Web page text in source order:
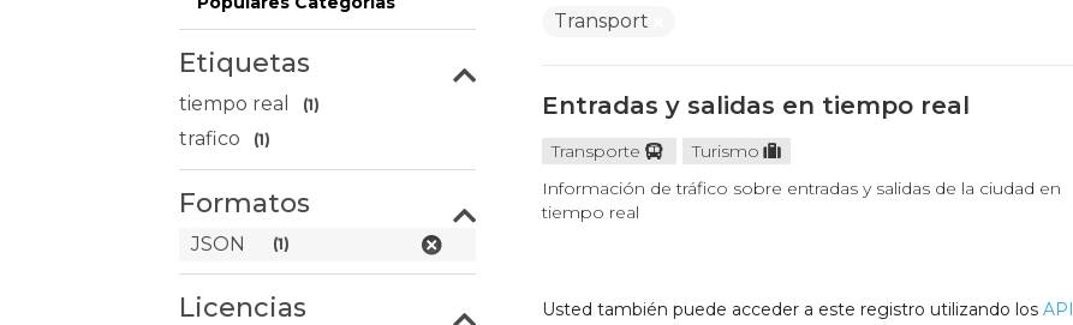
Etiquetas
tiempo real (1)
trafico (1)
Formatos
JSON (1)
Licencias
Transport
Entradas y salidas en tiempo real
Transporte
Turismo
Información de tráfico sobre entradas y salidas de la ciudad en
tiempo real
Usted también puede acceder a este registro utilizando los API